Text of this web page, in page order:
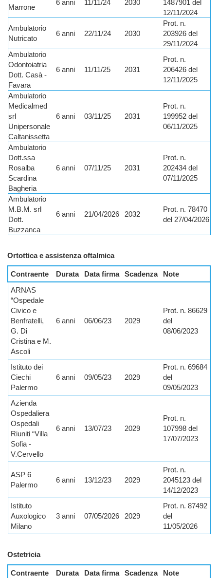
Marrone
6 anni 11/11/24 2030
1487901 del
12/11/2024
Ambulatorio
Nutricato
6 anni 22/11/24 2030
Prot. n.
203926 del
29/11/2024
Ambulatorio
Odontoiatria
Dott. Casà -
Favara
6 anni 11/11/25 2031
Prot. n.
206426 del
12/11/2025
Ambulatorio
Medicalmed
srl
Unipersonale
Caltanissetta
6 anni 03/11/25 2031
Prot. n.
199952 del
06/11/2025
Ambulatorio
Dott.ssa
Rosalba
Scardina
Bagheria
6 anni 07/11/25 2031
Prot. n.
202434 del
07/11/2025
Ambulatorio
M.B.M. srl
Dott.
Buzzanca
6 anni 21/04/2026 2032
Prot. n. 78470
del 27/04/2026
Ortottica e assistenza oftalmica
Contraente Durata Data firma Scadenza
Note
ARNAS
“Ospedale
Civico e
Benfratelli,
G. Di
Cristina e M.
Ascoli
6 anni 06/06/23 2029
Prot. n. 86629
del
08/06/2023
Istituto dei
Ciechi
Palermo
6 anni 09/05/23 2029
Prot. n. 69684
del
09/05/2023
Azienda
Ospedaliera
Ospedali
Riuniti “Villa
Sofia -
V.Cervello
6 anni 13/07/23 2029
Prot. n.
107998 del
17/07/2023
ASP 6
Palermo
6 anni 13/12/23 2029
Prot. n.
2045123 del
14/12/2023
Istituto
Auxologico
Milano
3 anni 07/05/2026 2029
Prot. n. 87492
del
11/05/2026
Ostetricia
Contraente Durata Data firma Scadenza
Note